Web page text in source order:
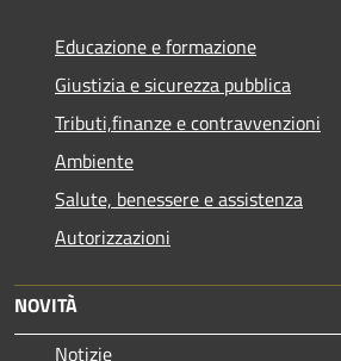
Educazione e formazione
Giustizia e sicurezza pubblica
Tributi,finanze e contravvenzioni
Ambiente
Salute, benessere e assistenza
Autorizzazioni
NOVITÀ
Notizie